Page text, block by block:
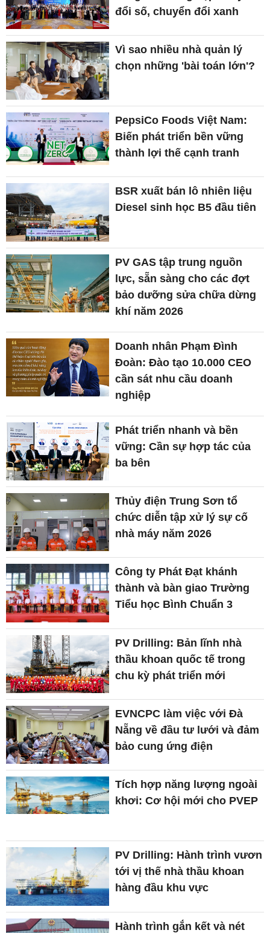
đổi số, chuyển đổi xanh
Vì sao nhiều nhà quản lý
chọn những 'bài toán lớn'?
PepsiCo Foods Việt Nam:
Biến phát triển bền vững
thành lợi thế cạnh tranh
BSR xuất bán lô nhiên liệu
Diesel sinh học B5 đầu tiên
PV GAS tập trung nguồn
lực, sẵn sàng cho các đợt
bảo dưỡng sửa chữa dừng
khí năm 2026
Doanh nhân Phạm Đình
Đoàn: Đào tạo 10.000 CEO
cần sát nhu cầu doanh
nghiệp
Phát triển nhanh và bền
vững: Cần sự hợp tác của
ba bên
Thủy điện Trung Sơn tổ
chức diễn tập xử lý sự cố
nhà máy năm 2026
Công ty Phát Đạt khánh
thành và bàn giao Trường
Tiểu học Bình Chuẩn 3
PV Drilling: Bản lĩnh nhà
thầu khoan quốc tế trong
chu kỳ phát triển mới
EVNCPC làm việc với Đà
Nẵng về đầu tư lưới và đảm
bảo cung ứng điện
Tích hợp năng lượng ngoài
khơi: Cơ hội mới cho PVEP
PV Drilling: Hành trình vươn
tới vị thế nhà thầu khoan
hàng đầu khu vực
Hành trình gắn kết và nét